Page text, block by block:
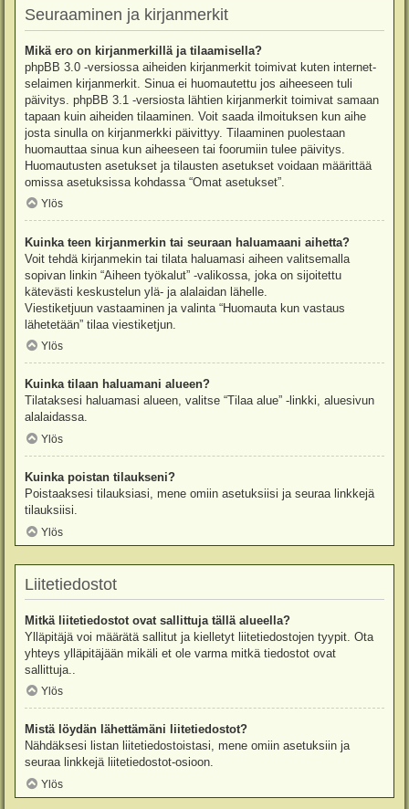
Seuraaminen ja kirjanmerkit
Mikä ero on kirjanmerkillä ja tilaamisella?
phpBB 3.0 -versiossa aiheiden kirjanmerkit toimivat kuten internet-
selaimen kirjanmerkit. Sinua ei huomautettu jos aiheeseen tuli
päivitys. phpBB 3.1 -versiosta lähtien kirjanmerkit toimivat samaan
tapaan kuin aiheiden tilaaminen. Voit saada ilmoituksen kun aihe
josta sinulla on kirjanmerkki päivittyy. Tilaaminen puolestaan
huomauttaa sinua kun aiheeseen tai foorumiin tulee päivitys.
Huomautusten asetukset ja tilausten asetukset voidaan määrittää
omissa asetuksissa kohdassa “Omat asetukset”.
Ylös
Kuinka teen kirjanmerkin tai seuraan haluamaani aihetta?
Voit tehdä kirjanmekin tai tilata haluamasi aiheen valitsemalla
sopivan linkin “Aiheen työkalut” -valikossa, joka on sijoitettu
kätevästi keskustelun ylä- ja alalaidan lähelle.
Viestiketjuun vastaaminen ja valinta “Huomauta kun vastaus
lähetetään” tilaa viestiketjun.
Ylös
Kuinka tilaan haluamani alueen?
Tilataksesi haluamasi alueen, valitse “Tilaa alue” -linkki, aluesivun
alalaidassa.
Ylös
Kuinka poistan tilaukseni?
Poistaaksesi tilauksiasi, mene omiin asetuksiisi ja seuraa linkkejä
tilauksiisi.
Ylös
Liitetiedostot
Mitkä liitetiedostot ovat sallittuja tällä alueella?
Ylläpitäjä voi määrätä sallitut ja kielletyt liitetiedostojen tyypit. Ota
yhteys ylläpitäjään mikäli et ole varma mitkä tiedostot ovat
sallittuja..
Ylös
Mistä löydän lähettämäni liitetiedostot?
Nähdäksesi listan liitetiedostoistasi, mene omiin asetuksiin ja
seuraa linkkejä liitetiedostot-osioon.
Ylös